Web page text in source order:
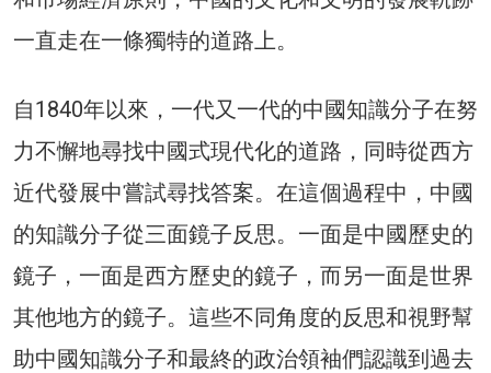
一直走在一條獨特的道路上。
自1840年以來，一代又一代的中國知識分子在努
力不懈地尋找中國式現代化的道路，同時從西方
近代發展中嘗試尋找答案。在這個過程中，中國
的知識分子從三面鏡子反思。一面是中國歷史的
鏡子，一面是西方歷史的鏡子，而另一面是世界
其他地方的鏡子。這些不同角度的反思和視野幫
助中國知識分子和最終的政治領袖們認識到過去